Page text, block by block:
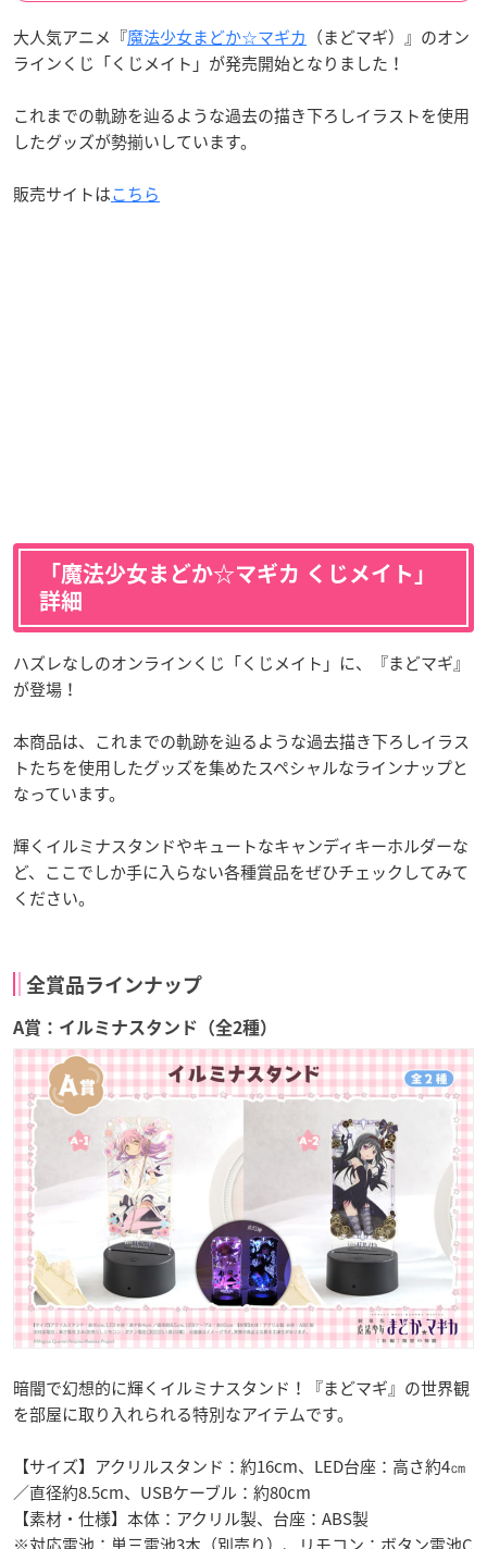
大人気アニメ『魔法少女まどか☆マギカ （まどマギ）』のオン
ラインくじ「くじメイト」が発売開始となりました！
これまでの軌跡を辿るような過去の描き下ろしイラストを使用
したグッズが勢揃いしています。
販売サイトはこちら
「魔法少女まどか☆マギカ くじメイト」
詳細
ハズレなしのオンラインくじ「くじメイト」に、『まどマギ』
が登場！
本商品は、これまでの軌跡を辿るような過去描き下ろしイラス
トたちを使用したグッズを集めたスペシャルなラインナップと
なっています。
輝くイルミナスタンドやキュートなキャンディキーホルダーな
ど、ここでしか手に入らない各種賞品をぜひチェックしてみて
ください。
全賞品ラインナップ
A賞：イルミナスタンド（全2種）
暗闇で幻想的に輝くイルミナスタンド！『まどマギ』の世界観
を部屋に取り入れられる特別なアイテムです。
【サイズ】アクリルスタンド：約16cm、LED台座：高さ約4㎝
／直径約8.5cm、USBケーブル：約80cm
【素材・仕様】本体：アクリル製、台座：ABS製